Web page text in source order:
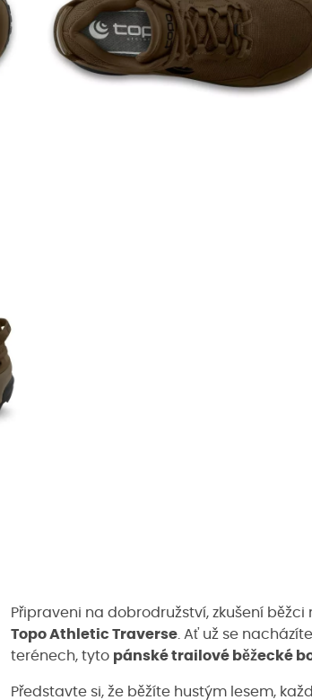
Připraveni na dobrodružství, zkušení
Topo Athletic Traverse . Ať už se
terénech, tyto pánské trailové běžecké
Představte si, že běžíte hustým lesem,